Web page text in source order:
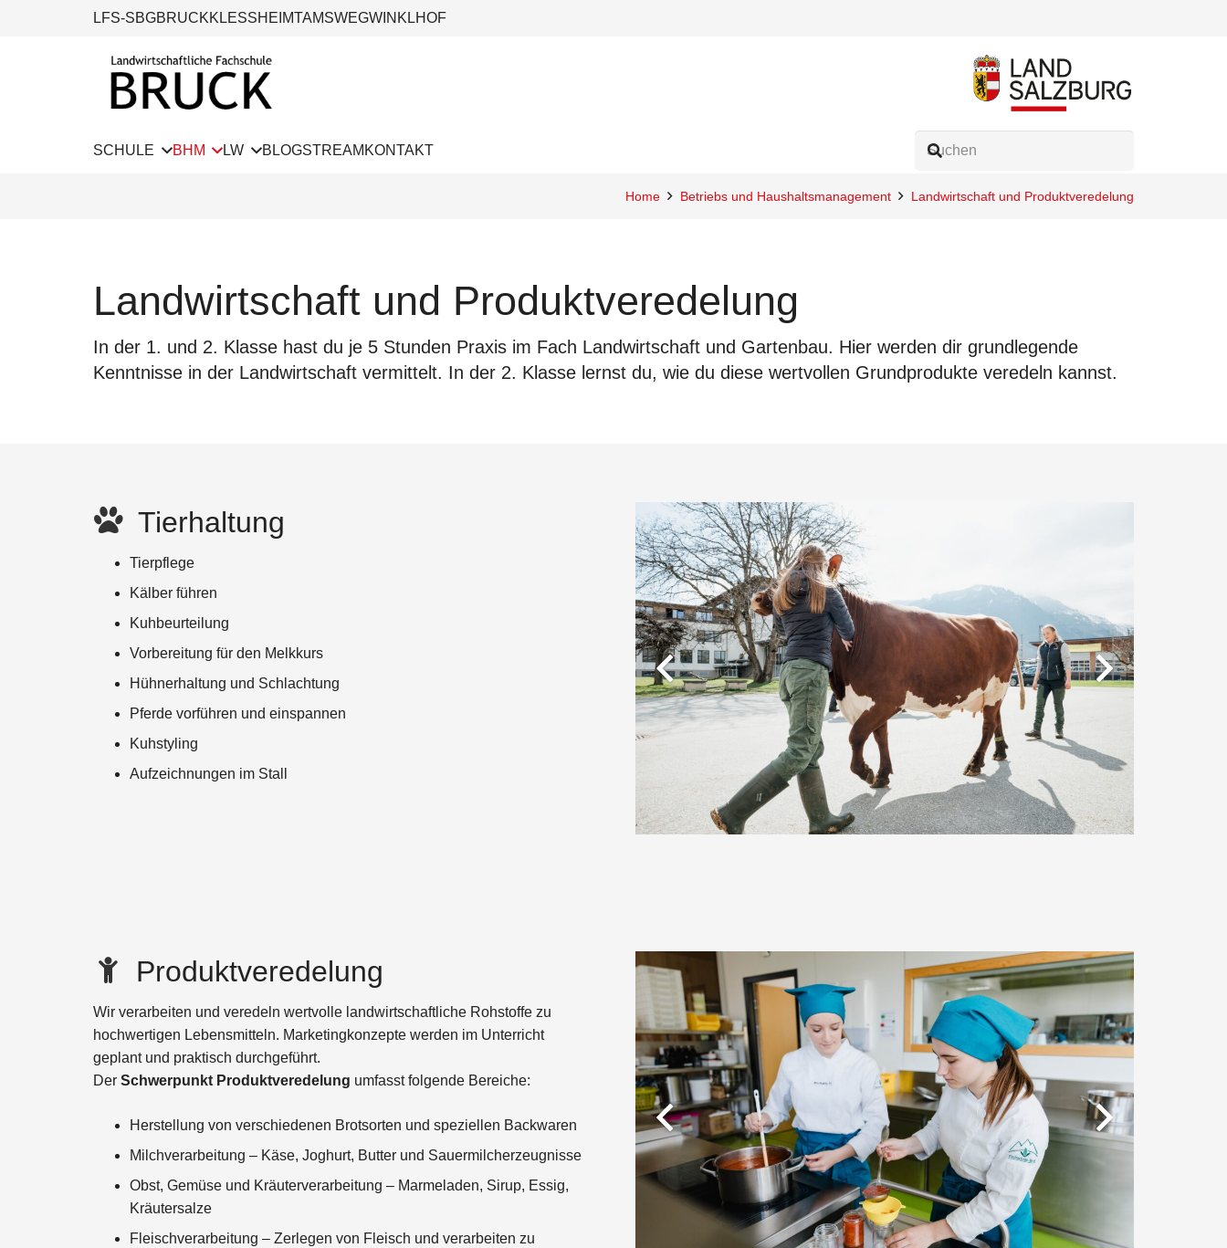
LFS-SBGBRUCKKLESSHEIMTAMSWEGWINKLHOF
SCHULE BHM LW BLOGSTREAM KONTAKT
Home Betriebs und Haushaltsmanagement Landwirtschaft und Produktveredelung
Landwirtschaft und Produktveredelung
In der 1. und 2. Klasse hast du je 5 Stunden Praxis im Fach Landwirtschaft und Gartenbau. Hier werden dir grundlegende
Kenntnisse in der Landwirtschaft vermittelt. In der 2. Klasse lernst du, wie du diese wertvollen Grundprodukte veredeln kannst.
Tierhaltung
Tierpflege
Kälber führen
Kuhbeurteilung
Vorbereitung für den Melkkurs
Hühnerhaltung und Schlachtung
Pferde vorführen und einspannen
Kuhstyling
Aufzeichnungen im Stall
Produktveredelung
Wir verarbeiten und veredeln wertvolle landwirtschaftliche Rohstoffe zu
hochwertigen Lebensmitteln. Marketingkonzepte werden im Unterricht
geplant und praktisch durchgeführt.
Der Schwerpunkt Produktveredelung umfasst folgende Bereiche:
Herstellung von verschiedenen Brotsorten und speziellen Backwaren
Milchverarbeitung – Käse, Joghurt, Butter und Sauermilcherzeugnisse
Obst, Gemüse und Kräuterverarbeitung – Marmeladen, Sirup, Essig,
Kräutersalze
Fleischverarbeitung – Zerlegen von Fleisch und verarbeiten zu